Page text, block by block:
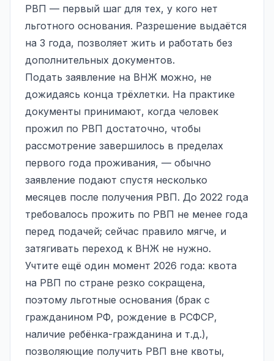
РВП — первый шаг для тех, у кого нет
льготного основания. Разрешение выдаётся
на 3 года, позволяет жить и работать без
дополнительных документов.
Подать заявление на ВНЖ можно, не
дожидаясь конца трёхлетки. На практике
документы принимают, когда человек
прожил по РВП достаточно, чтобы
рассмотрение завершилось в пределах
первого года проживания, — обычно
заявление подают спустя несколько
месяцев после получения РВП. До 2022 года
требовалось прожить по РВП не менее года
перед подачей; сейчас правило мягче, и
затягивать переход к ВНЖ не нужно.
Учтите ещё один момент 2026 года: квота
на РВП по стране резко сокращена,
поэтому льготные основания (брак с
гражданином РФ, рождение в РСФСР,
наличие ребёнка-гражданина и т.д.),
позволяющие получить РВП вне квоты,